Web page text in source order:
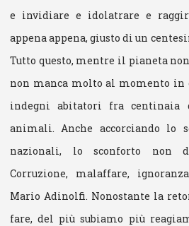
e invidiare e idolatrare e
appena appena, giusto di un
Tutto questo, mentre il pianeta
non manca molto al momento in
indegni abitatori fra
animali. Anche accorciando lo
nazionali, lo sconforto non
Corruzione, malaffare,
Mario Adinolfi. Nonostante la
fare, del più subiamo più